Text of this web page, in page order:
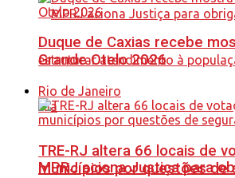
MPRJ aciona Justiça para
Duque de Caxias recebe
Grande Otelo 2026
Rio de Janeiro
TRE-RJ altera 66 locais de
municípios por questões de